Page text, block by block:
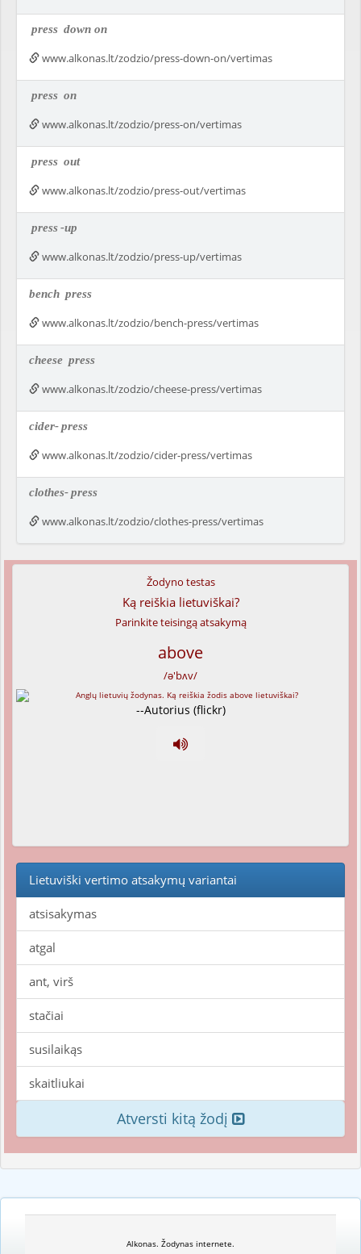
press down on
www.alkonas.lt/zodzio/press-down-on/vertimas
press on
www.alkonas.lt/zodzio/press-on/vertimas
press out
www.alkonas.lt/zodzio/press-out/vertimas
press-up
www.alkonas.lt/zodzio/press-up/vertimas
bench press
www.alkonas.lt/zodzio/bench-press/vertimas
cheese press
www.alkonas.lt/zodzio/cheese-press/vertimas
cider-press
www.alkonas.lt/zodzio/cider-press/vertimas
clothes-press
www.alkonas.lt/zodzio/clothes-press/vertimas
Žodyno testas
Ką reiškia lietuviškai?
Parinkite teisingą atsakymą
above
/ə'bʌv/
--Autorius (flickr)
Lietuviški vertimo atsakymų variantai
atsisakymas
atgal
ant, virš
stačiai
susilaikąs
skaitliukai
Atversti kitą žodį
Alkonas. Žodynas internete.